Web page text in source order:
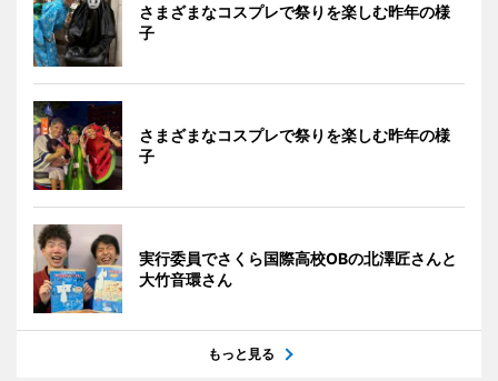
さまざまなコスプレで祭りを楽しむ昨年の様
子
さまざまなコスプレで祭りを楽しむ昨年の様
子
実行委員でさくら国際高校OBの北澤匠さんと
大竹音環さん
もっと見る